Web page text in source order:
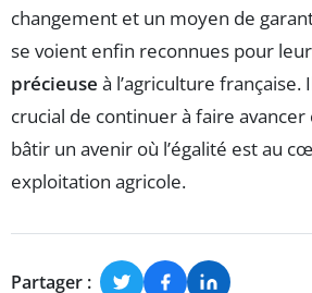
changement et un moyen de
se voient enfin reconnues pour leur
précieuse à l’agriculture française.
crucial de continuer à faire
bâtir un avenir où l’égalité est au
exploitation agricole.
Partager :